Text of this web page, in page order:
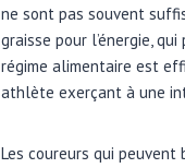
ne sont pas souvent
graisse pour l’énergie,
régime alimentaire est
athlète exerçant à une
Les coureurs qui